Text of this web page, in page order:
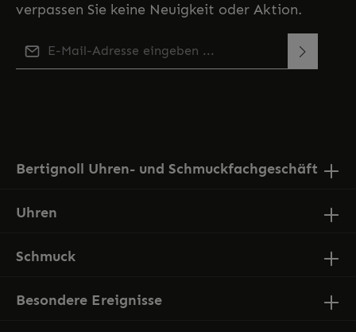
verpassen Sie keine Neuigkeit oder Aktion.
E-Mail-Adresse*
Bertignoll Uhren- und Schmuckfachgeschäft
Uhren
Schmuck
Besondere Ereignisse